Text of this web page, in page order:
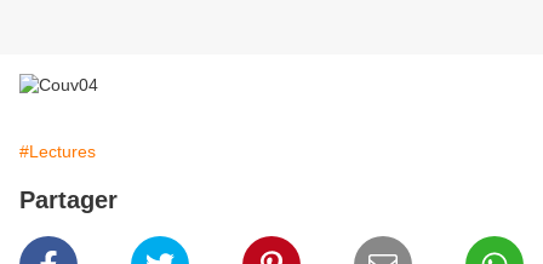
#Lectures
Partager